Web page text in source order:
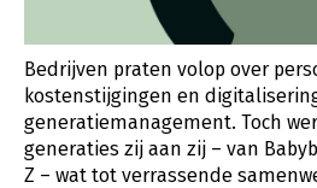
Bedrijven praten volop over
kostenstijgingen en
generatiemanagement. Toch
generaties zij aan zij – van
Z – wat tot verrassende